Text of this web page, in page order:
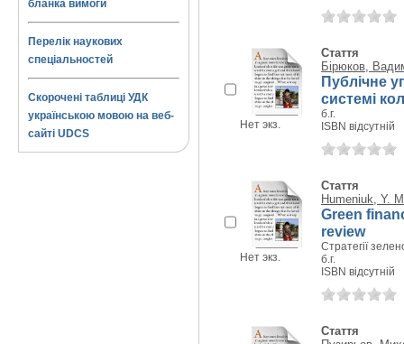
бланка вимоги
Перелік наукових
спеціальностей
Скорочені таблиці УДК
українською мовою на веб-
сайті UDCS
Нет экз.
Стаття
Бірюков,
Публічне
системі
б.г.
ISBN відсутній
Нет экз.
Стаття
Humeniuk, Y.
Green
review
Стратегії
б.г.
ISBN відсутній
Стаття